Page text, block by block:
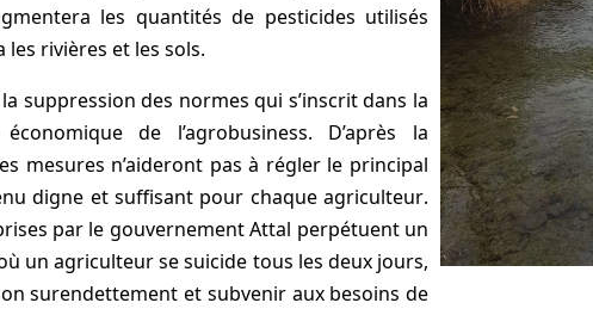
les quantités de pesticides utilisés
rivières et les sols.
suppression des normes qui s’inscrit dans la
de l’agrobusiness. D’après la
mesures n’aideront pas à régler le principal
digne et suffisant pour chaque agriculteur.
par le gouvernement Attal perpétuent un
un agriculteur se suicide tous les deux jours,
surendettement et subvenir aux besoins de